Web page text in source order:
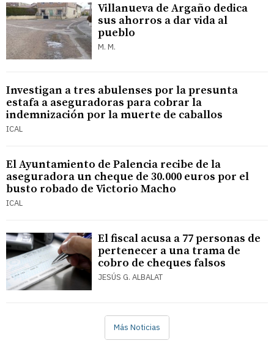
Villanueva de Argaño dedica
sus ahorros a dar vida al
pueblo
M. M.
Investigan a tres abulenses por la presunta
estafa a aseguradoras para cobrar la
indemnización por la muerte de caballos
ICAL
El Ayuntamiento de Palencia recibe de la
aseguradora un cheque de 30.000 euros por el
busto robado de Victorio Macho
ICAL
El fiscal acusa a 77 personas de
pertenecer a una trama de
cobro de cheques falsos
JESÚS G. ALBALAT
Más Noticias